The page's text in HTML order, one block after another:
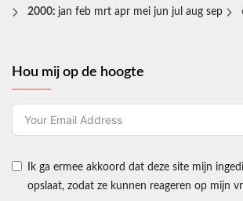
2000: jan feb mrt apr mei jun jul aug sep
Hou mij op de hoogte
Ik ga ermee akkoord dat deze site mijn
opslaat, zodat ze kunnen reageren op mijn